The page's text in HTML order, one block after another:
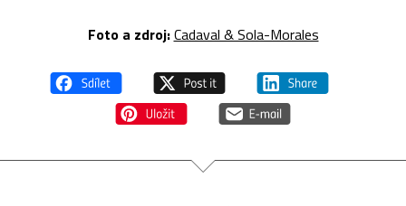
Foto a zdroj:Cadaval & Sola-Morales